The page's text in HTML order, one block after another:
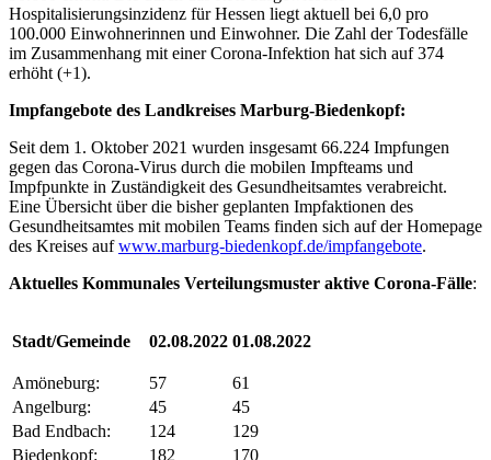
Hospitalisierungsinzidenz für Hessen liegt aktuell bei 6,0 pro
100.000 Einwohnerinnen und Einwohner. Die Zahl der Todesfälle
im Zusammenhang mit einer Corona-Infektion hat sich auf 374
erhöht (+1).
Impfangebote des Landkreises Marburg-Biedenkopf:
Seit dem 1. Oktober 2021 wurden insgesamt 66.224 Impfungen
gegen das Corona-Virus durch die mobilen Impfteams und
Impfpunkte in Zuständigkeit des Gesundheitsamtes verabreicht.
Eine Übersicht über die bisher geplanten Impfaktionen des
Gesundheitsamtes mit mobilen Teams finden sich auf der Homepage
des Kreises aufwww.marburg-biedenkopf.de/impfangebote.
Aktuelles Kommunales Verteilungsmuster aktive Corona-Fälle:
Stadt/Gemeinde 02.08.2022 01.08.2022
Amöneburg: 57
61
Angelburg:
45
45
Bad Endbach:
124
129
Biedenkopf:
182
170